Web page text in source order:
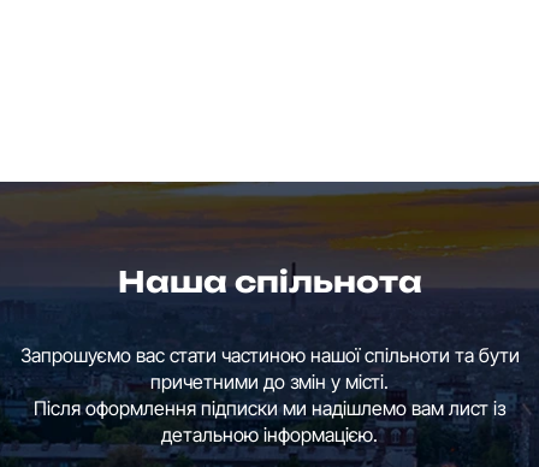
Наша спільнота
Запрошуємо вас стати частиною нашої спільноти та бути
причетними до змін у місті.
Після оформлення підписки ми надішлемо вам лист із
детальною інформацією.